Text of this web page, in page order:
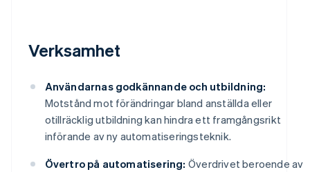
Verksamhet
Användarnas godkännande och utbildning:
Motstånd mot förändringar bland anställda eller
otillräcklig utbildning kan hindra ett framgångsrikt
införande av ny automatiseringsteknik.
Övertro på automatisering: Överdrivet beroende av